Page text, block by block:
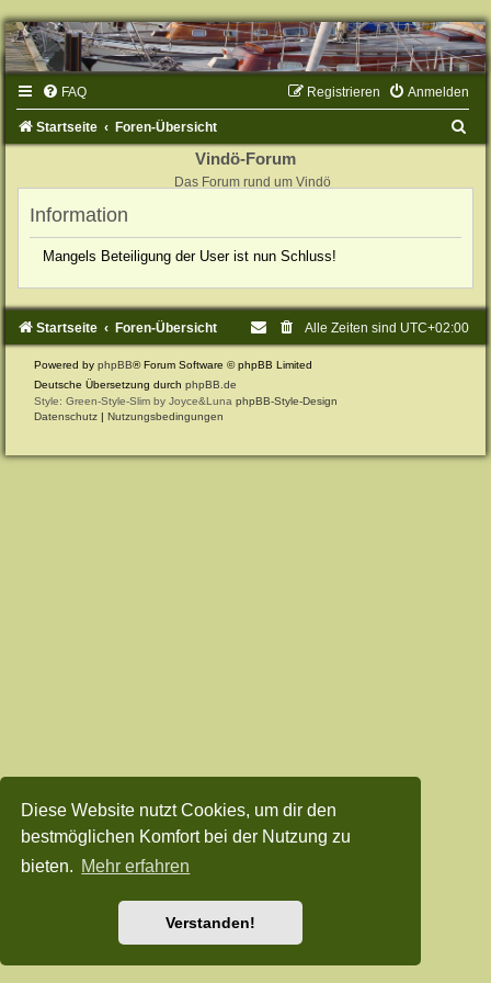
Diese Website nutzt Cookies, um dir den
bestmöglichen Komfort bei der Nutzung zu
bieten. Mehr erfahren
Verstanden!
FAQ Anmelden
Registrieren
Startseite Foren-Übersicht
Vindö-Forum
Das Forum rund um Vindö
Information
Mangels Beteiligung der User ist nun Schluss!
Startseite Foren-Übersicht Alle Zeiten sind UTC+02:00
Powered by phpBB® Forum Software © phpBB Limited
Deutsche Übersetzung durch phpBB.de
Style: Green-Style-Slim by Joyce&Luna phpBB-Style-Design
Datenschutz | Nutzungsbedingungen